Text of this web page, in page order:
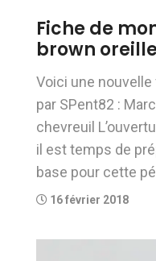
Fiche de
brown
Voici une
par SPent82 :
chevreuil
il est temps de
base pour cette
16 février 2018